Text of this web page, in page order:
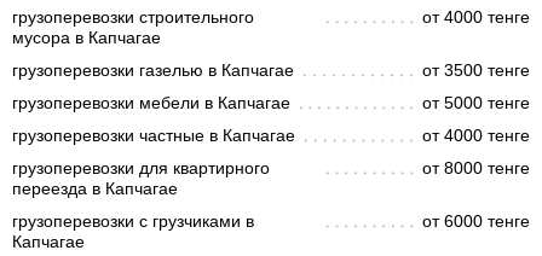
грузоперевозки строительного
мусора в Капчагае
от 4000 тенге
грузоперевозки газелью в Капчагае
от 3500 тенге
грузоперевозки мебели в Капчагае
от 5000 тенге
грузоперевозки частные в Капчагае
от 4000 тенге
грузоперевозки для квартирного
переезда в Капчагае
от 8000 тенге
грузоперевозки с грузчиками в
Капчагае
от 6000 тенге